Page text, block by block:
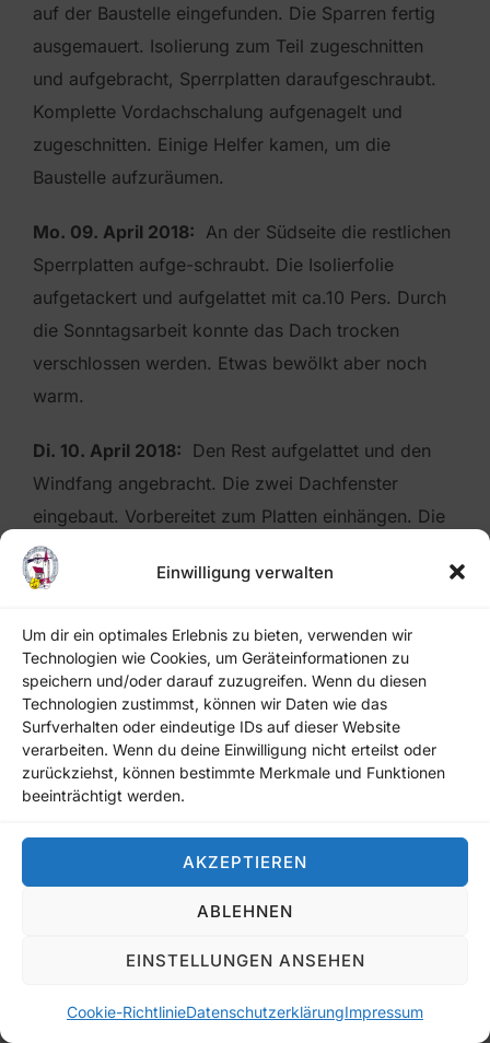
Einwilligung verwalten
Um dir ein optimales Erlebnis zu bieten, verwenden wir
Technologien wie Cookies, um Geräteinformationen zu
speichern und/oder darauf zuzugreifen. Wenn du diesen
Technologien zustimmst, können wir Daten wie das
Surfverhalten oder eindeutige IDs auf dieser Website
verarbeiten. Wenn du deine Einwilligung nicht erteilst oder
zurückziehst, können bestimmte Merkmale und Funktionen
beeinträchtigt werden.
AKZEPTIEREN
ABLEHNEN
EINSTELLUNGEN ANSEHEN
Cookie-RichtlinieDatenschutzerklärungImpressum
auf der Baustelle eingefunden. Die Sparren fertig
ausgemauert. Isolierung zum Teil zugeschnitten
und aufgebracht, Sperrplatten daraufgeschraubt.
Komplette Vordachschalung aufgenagelt und
zugeschnitten. Einige Helfer kamen, um die
Baustelle aufzuräumen.
Mo. 09. April 2018: An der Südseite die restlichen
Sperrplatten aufge-schraubt. Die Isolierfolie
aufgetackert und aufgelattet mit ca.10 Pers. Durch
die Sonntagsarbeit konnte das Dach trocken
verschlossen werden. Etwas bewölkt aber noch
warm.
Di. 10. April 2018: Den Rest aufgelattet und den
Windfang angebracht. Die zwei Dachfenster
eingebaut. Vorbereitet zum Platten einhängen. Die
Dach-platten wurden angeliefert und abgeladen: 18
Paletten mit Zubehör. Abends hatte Gerlmaier
Mi. 11 April 2018:Ab 18 Uhr Gerlmaier mit Helfern
Dachrinnenhaken, Vogelschutzgitter und östlich
einen Teil Dachrinnen angebracht. (Trocken)
Do. 12. April 2018:
Sepp Schwarzenbeck und
Dachkehle am Eingang zugeschnitten und
eingehängt. Am Spätnachmittag hatte Gerlmaier